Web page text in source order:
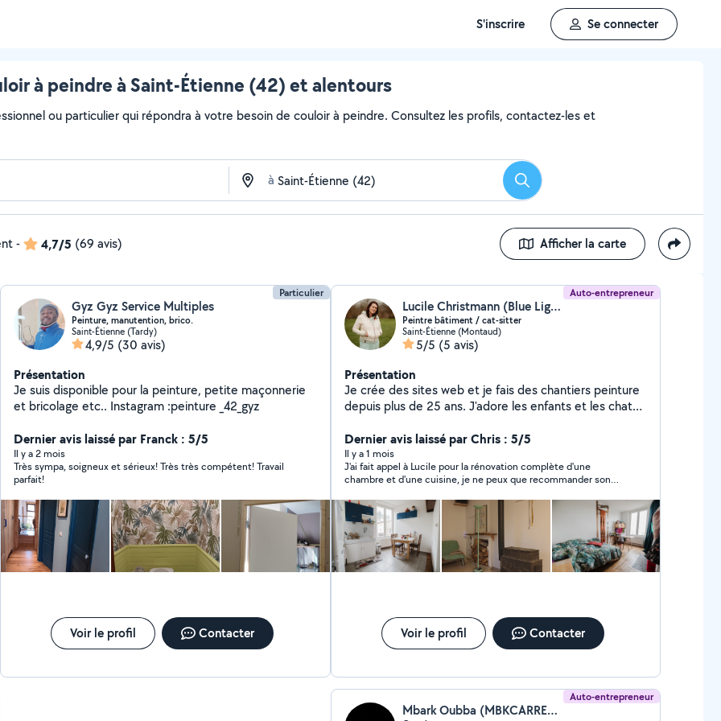
S'inscrire Se connecter
à peindre à Saint-Étienne (42) et alentours
ou particulier qui répondra à votre besoin de couloir à peindre. Consultez les profils, contactez-les et
à Rechercher
- 4,7/5 (69 avis) Afficher la carte
Particulier
Gyz Gyz Service Multiples
Peinture, manutention, brico.
Saint-Étienne (Tardy)
4,9/5 (30 avis)
Présentation
Je suis disponible pour la peinture, petite maçonnerie
et bricolage etc.. Instagram :peinture _42_gyz
Dernier avis laissé par Franck : 5/5
Il y a 2 mois
Très sympa, soigneux et sérieux! Très très compétent! Travail
parfait!
Voir le profil Contacter
Auto-entrepreneur
Lucile Christmann (Blue Light)
Peintre bâtiment / cat-sitter
Saint-Étienne (Montaud)
5/5 (5 avis)
Présentation
Je crée des sites web et je fais des chantiers peinture
depuis plus de 25 ans. J'adore les enfants et les chats.
minutieuse, j'accorde une importance à l'écoute et à
l'échange. Réactive et efficace je saurai m'adapter avec
soin à votre demande. Voici mon site internet :
https://bluelight.blue concernant la partie web. Merci
et à très bientôt !
Dernier avis laissé par Chris : 5/5
Il y a 1 mois
J'ai fait appel à Lucile pour la rénovation complète d'une
chambre et d'une cuisine, je ne peux que recommander son
peintures sont magnifiques, les finitions sont soignées et le
chantier a été rendu dans un état de propreté irréprochable. En
plus de la qualité technique, l'échange a été très agréable et
les délais ont été parfaitement respectés. Une belle rencontre
professionnelle, je referai appel sans hésiter.
Voir le profil Contacter
Auto-entrepreneur
Mbark Oubba (MBKCARRELAGE)